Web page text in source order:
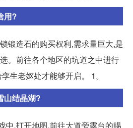
用?
锻造石的购买权利,需求量巨大,是
。前往各个地区的坑道之中进行
生老妪处才能够开启。 1。
山结晶湖?
中,打开地图,前往大道旁露台的赐